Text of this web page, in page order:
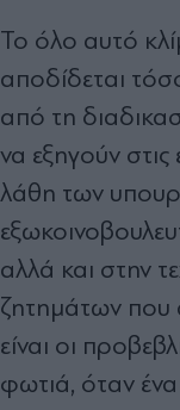
Το όλο αυτό
αποδίδεται
από τη
να εξηγούν στις
λάθη των
αλλά και στην
ζητημάτων που
είναι οι
φωτιά, όταν